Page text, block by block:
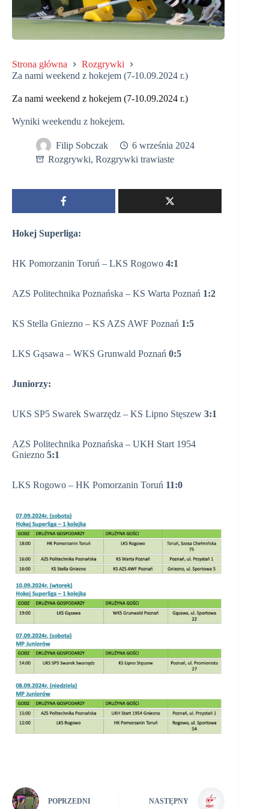
Strona główna
Rozgrywki
Za nami weekend z hokejem (7-10.09.2024 r.)
Za nami weekend z hokejem (7-10.09.2024 r.)
Wyniki weekendu z hokejem.
Filip Sobczak
6 września 2024
Rozgrywki, Rozgrywki trawiaste
Hokej Superliga:
HK Pomorzanin Toruń – LKS Rogowo 4:1
AZS Politechnika Poznańska – KS Warta Poznań 1:2
KS Stella Gniezno – KS AZS AWF Poznań 1:5
LKS Gąsawa – WKS Grunwald Poznań 0:5
Juniorzy:
UKS SP5 Swarek Swarzędz – KS Lipno Stęszew 3:1
AZS Politechnika Poznańska – UKH Start 1954
Gniezno 5:1
LKS Rogowo – HK Pomorzanin Toruń 11:0
POPRZEDNI NASTĘPNY